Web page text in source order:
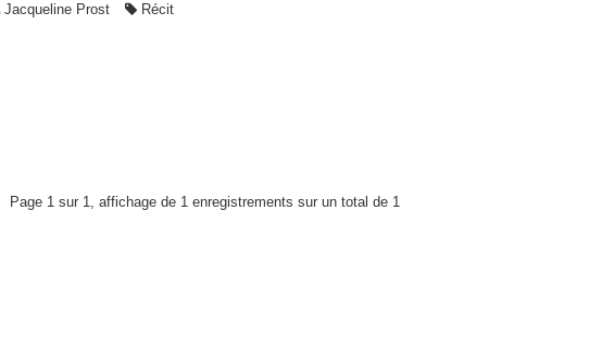
Jacqueline Prost
Récit
Page 1 sur 1, affichage de 1 enregistrements sur un total de 1